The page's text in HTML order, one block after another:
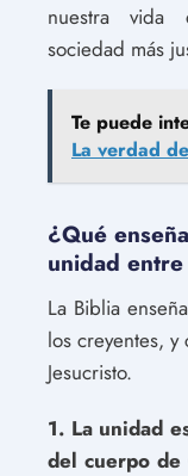
nuestra vida
sociedad más
Te puede
La verdad
¿Qué
unidad
La Biblia
los creyentes,
Jesucristo.
1. La unidad
del cuerpo de